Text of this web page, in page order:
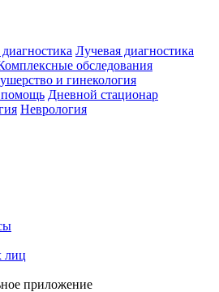
диагностика Лучевая диагностика
обследования
и гинекология
помощь Дневной стационар
Неврология
лиц
приложение